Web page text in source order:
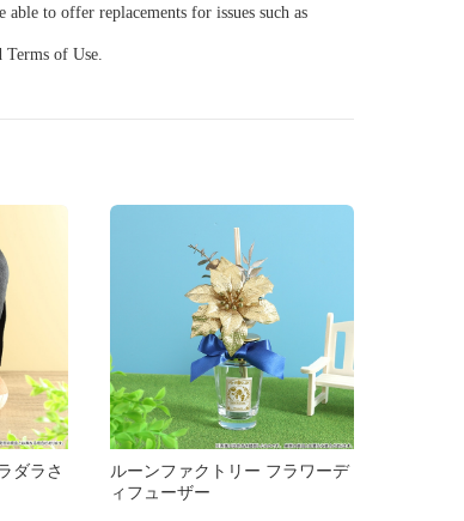
to offer replacements for issues such as
of Use.
ダラさ
ルーンファクトリー フラワーデ
ィフューザー